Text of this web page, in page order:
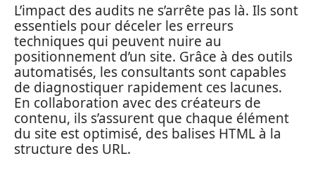
L’impact des audits ne s’arrête pas là. Ils sont
essentiels pour déceler les erreurs
techniques qui peuvent nuire au
positionnement d’un site. Grâce à des outils
automatisés, les consultants sont capables
de diagnostiquer rapidement ces lacunes.
En collaboration avec des créateurs de
contenu, ils s’assurent que chaque élément
du site est optimisé, des balises HTML à la
structure des URL.